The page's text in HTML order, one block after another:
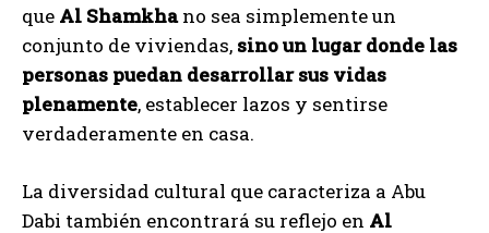
que Al Shamkhano sea simplemente un
conjunto de viviendas, sino un lugar donde las
personas puedan desarrollar sus vidas
plenamente, establecer lazos y sentirse
verdaderamente en casa.
La diversidad cultural que caracteriza a Abu
Dabi también encontrará su reflejo en Al